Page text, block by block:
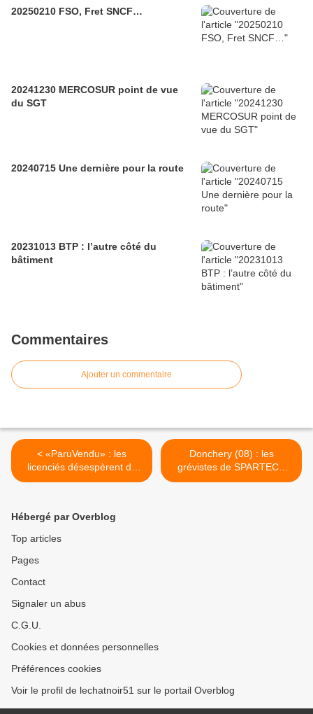
20250210 FSO, Fret SNCF…
20241230 MERCOSUR point de vue
du SGT
20240715 Une dernière pour la route
20231013 BTP : l’autre côté du
bâtiment
Commentaires
Ajouter un commentaire
< «ParuVendu» : les
licenciés désespèrent du
plan social
Donchery (08) : les
grévistes de SPARTECH
obtiennent satisfaction ! >
Hébergé par Overblog
Top articles
Pages
Contact
Signaler un abus
C.G.U.
Cookies et données personnelles
Préférences cookies
Voir le profil de lechatnoir51 sur le portail Overblog